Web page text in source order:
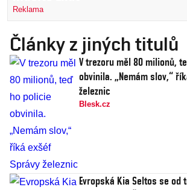
Reklama
Články z jiných titulů
V trezoru měl 80 milionů,
obvinila. „Nemám slov,“
železnic
Blesk.cz
Evropská Kia Seltos se